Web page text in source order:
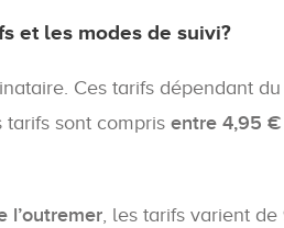
et les modes de suivi?
Ces tarifs dépendant
sont compris entre 4,95 €
l’outremer, les tarifs varient de